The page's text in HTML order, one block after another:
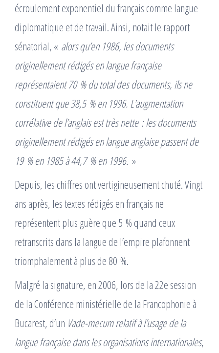
écroulement exponentiel du français comme langue
diplomatique et de travail. Ainsi, notait le rapport
sénatorial, « alors qu’en 1986, les documents
originellement rédigés en langue française
représentaient 70 % du total des documents, ils ne
constituent que 38,5 % en 1996. L’augmentation
corrélative de l’anglais est très nette : les documents
originellement rédigés en langue anglaise passent de
19 % en 1985 à 44,7 % en 1996. »
Depuis, les chiffres ont vertigineusement chuté. Vingt
ans après, les textes rédigés en français ne
représentent plus guère que 5 % quand ceux
retranscrits dans la langue de l’empire plafonnent
triomphalement à plus de 80 %.
Malgré la signature, en 2006, lors de la 22e session
de la Conférence ministérielle de la Francophonie à
Bucarest, d’un Vade-mecum relatif à l’usage de la
langue française dans les organisations internationales,